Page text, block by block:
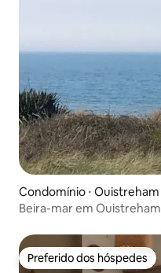
Condomínio ⋅ Ouistreham
Beira-mar em Ouistreham
Preferido dos hóspedes
Preferido dos hóspedes